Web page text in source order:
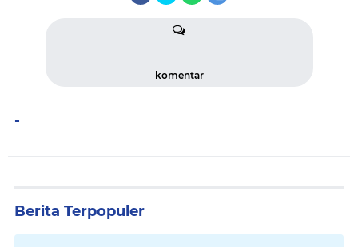
komentar
-
Berita Terpopuler